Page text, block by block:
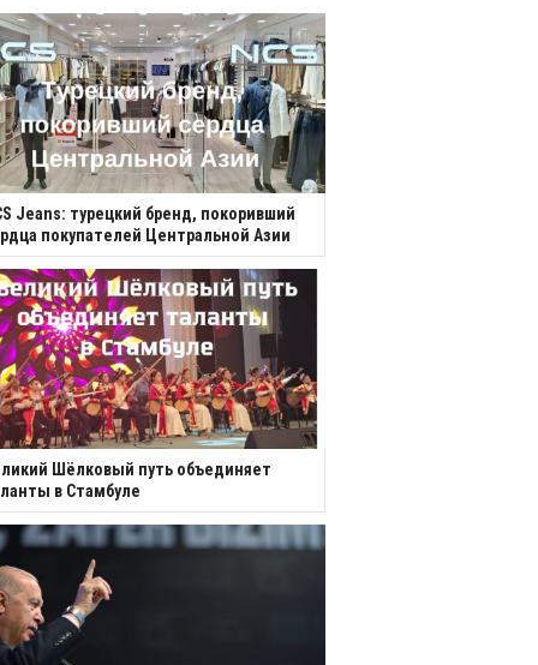
Jeans: турецкий бренд, покоривший
покупателей Центральной Азии
Шёлковый путь объединяет
в Стамбуле